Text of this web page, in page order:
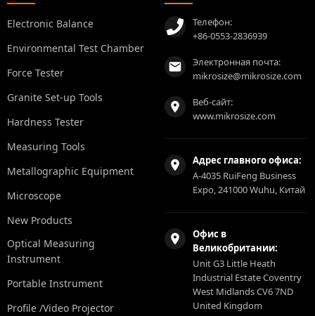
Electronic Balance
Environmental Test Chamber
Force Tester
Granite Set-up Tools
Hardness Tester
Measuring Tools
Metallographic Equipment
Microscope
New Products
Optical Measuring
Instrument
Portable Instrument
Profile /Video Projector
Телефон:
+86-0553-2836939
Электронная почта:
mikrosize@mikrosize.com
Веб-сайт:
www.mikrosize.com
Адрес главного офиса:
A-4035 RuiFeng Business
Expo, 241000 Wuhu, Китай
Офис в
Великобритании:
Unit G3 Little Heath
Industrial Estate Coventry
West Midlands CV6 7ND
United Kingdom